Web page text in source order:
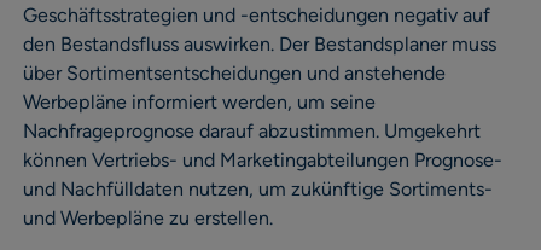
Geschäftsstrategien und -entscheidungen negativ auf
den Bestandsfluss auswirken. Der Bestandsplaner muss
über Sortimentsentscheidungen und anstehende
Werbepläne informiert werden, um seine
Nachfrageprognose darauf abzustimmen. Umgekehrt
können Vertriebs- und Marketingabteilungen Prognose-
und Nachfülldaten nutzen, um zukünftige Sortiments-
und Werbepläne zu erstellen.